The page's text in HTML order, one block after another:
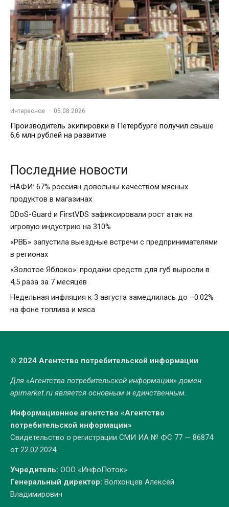
Интересное · 05.08.2026
Производитель экипировки в Петербурге получил свыше
6,6 млн рублей на развитие
Последние новости
НАФИ: 67% россиян довольны качеством мясных
продуктов в магазинах
DDoS-Guard и FirstVDS зафиксировали рост атак на
игровую индустрию на 310%
«РВБ» запустила выездные встречи с предпринимателями
в регионах
«Золотое Яблоко»: продажи средств для губ выросли в
4,5 раза за 7 месяцев
Недельная инфляция к 3 августа замедлилась до –0.02%
на фоне топлива и мяса
© 2024 Агентство потребительской информации
Для «Агентства потребительской информации» домен
apimarket.ruявляется основным и единственным.
Информационное агентство «Агентство
потребительской информации»
Свидетельство о регистрации СМИ ИА № ФС 77 — 86874
от 22.02.2024
Учредитель: ООО «ИнфоПоток»
Генеральный директор: Волхонцев Алексей
Владимирович